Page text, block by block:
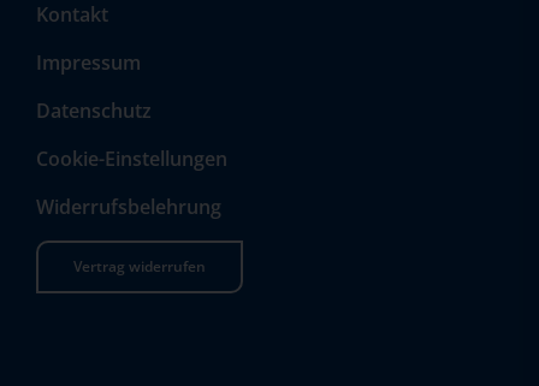
Kontakt
Impressum
Datenschutz
Cookie-Einstellungen
Widerrufsbelehrung
Vertrag widerrufen